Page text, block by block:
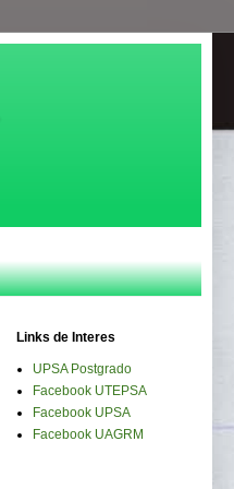
Links de Interes
UPSA Postgrado
Facebook UTEPSA
Facebook UPSA
Facebook UAGRM